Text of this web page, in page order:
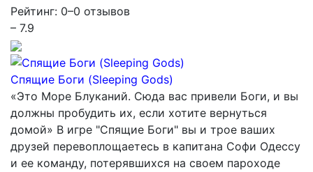
Рейтинг: 0–0 отзывов
– 7.9
Спящие Боги (Sleeping Gods)
«Это Море Блуканий. Сюда вас привели Боги, и вы
должны пробудить их, если хотите вернуться
домой» В игре "Спящие Боги" вы и трое ваших
друзей перевоплощаетесь в капитана Софи Одессу
и ее команду, потерявшихся на своем пароходе